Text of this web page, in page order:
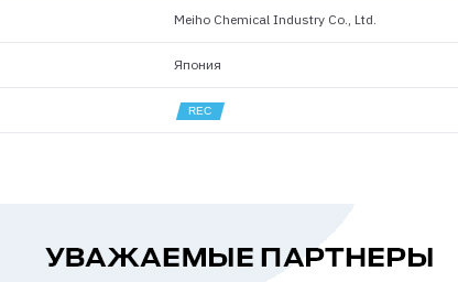
Meiho Chemical Industry Co., Ltd.
Япония